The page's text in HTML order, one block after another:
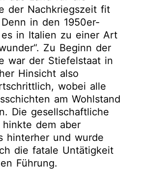
der Nachkriegszeit fit
in den 1950er-
in Italien zu einer Art
Zu Beginn der
war der Stiefelstaat in
Hinsicht also
wobei alle
am Wohlstand
Die gesellschaftliche
hinkte dem aber
hinterher und wurde
die fatale Untätigkeit
Führung.